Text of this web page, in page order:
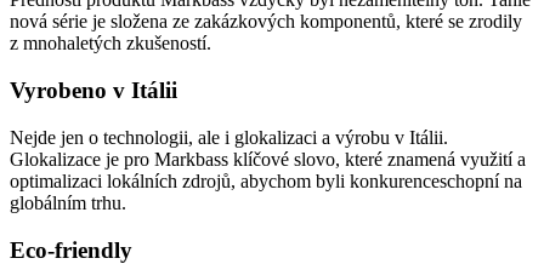
nová série je složena ze zakázkových komponentů, které se zrodily
z mnohaletých zkušeností.
Vyrobeno v Itálii
Nejde jen o technologii, ale i glokalizaci a výrobu v Itálii.
Glokalizace je pro Markbass klíčové slovo, které znamená využití a
optimalizaci lokálních zdrojů, abychom byli konkurenceschopní na
globálním trhu.
Eco-friendly